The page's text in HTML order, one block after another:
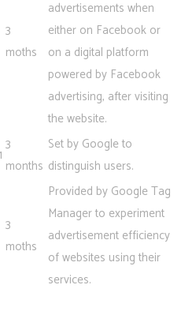
3
moths
advertisements when
either on Facebook or
on a digital platform
powered by Facebook
advertising, after visiting
the website.
3
months
Set by Google to
distinguish users.
3
moths
Provided by Google Tag
Manager to experiment
advertisement efficiency
of websites using their
services.